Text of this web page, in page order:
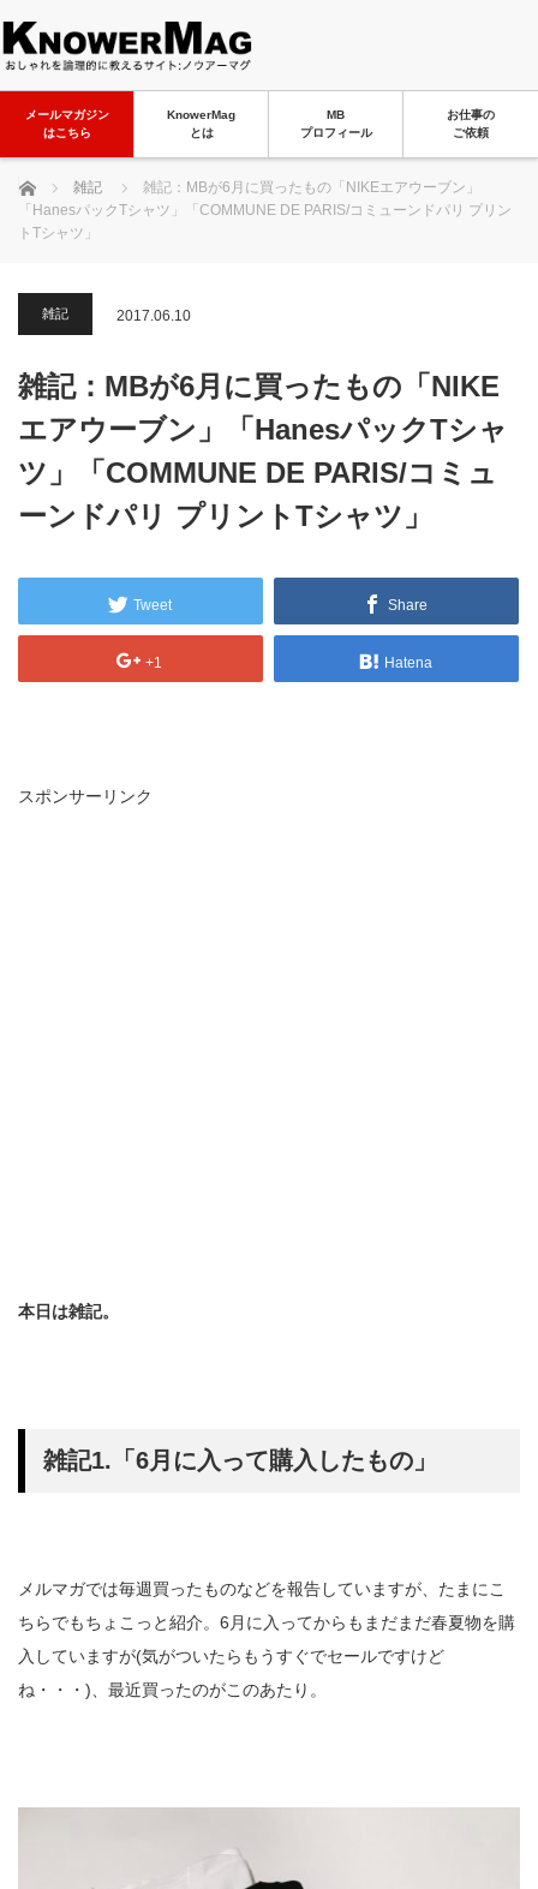
メールマガジン
はこちら
KnowerMag
とは
MB
プロフィール
お仕事の
ご依頼
ホーム 雑記
雑記：MBが6月に買ったもの「NIKEエアウーブン」
「HanesパックTシャツ」「COMMUNE DE PARIS/コミューンドパリ プリン
トTシャツ」
雑記 2017.06.10
雑記：MBが6月に買ったもの「NIKE
エアウーブン」「HanesパックTシャ
ツ」「COMMUNE DE PARIS/コミュ
ーンドパリ プリントTシャツ」
Tweet Share
+1 Hatena
スポンサーリンク
本日は雑記。
雑記1.「6月に入って購入したもの」
メルマガでは毎週買ったものなどを報告していますが、たまにこ
ちらでもちょこっと紹介。6月に入ってからもまだまだ春夏物を購
入していますが(気がついたらもうすぐでセールですけど
ね・・・)、最近買ったのがこのあたり。